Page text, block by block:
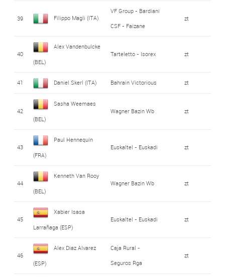
39 Filippo Magli (ITA)
VF Group - Bardiani
CSF - Faizane
zt
40
Alex Vandenbulcke
(BEL)
Tarteletto - Isorex zt
41 Daniel Skerl (ITA) Bahrain Victorious zt
42
Sasha Weemaes
(BEL)
Wagner Bazin Wb zt
43
Paul Hennequin
(FRA)
Euskaltel - Euskadi zt
44
Kenneth Van Rooy
(BEL)
Wagner Bazin Wb zt
45
Xabier Isasa
Larrañaga (ESP)
Euskaltel - Euskadi zt
46
Alex Diaz Alvarez
(ESP)
Caja Rural -
Seguros Rga
zt